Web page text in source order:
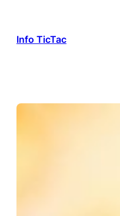
contenu
Info TicTac